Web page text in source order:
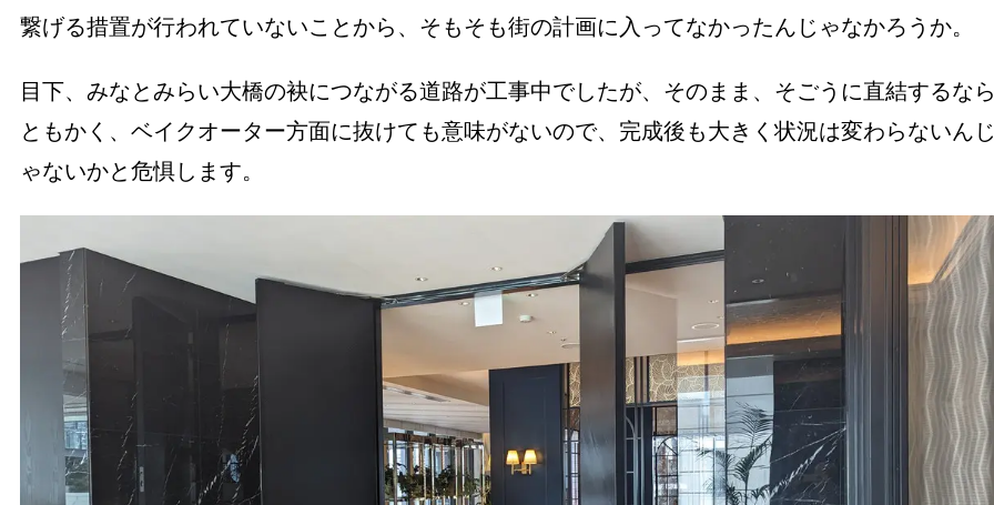
繋げる措置が行われていないことから、そもそも街の計画に入ってなかったんじゃなかろうか。
目下、みなとみらい大橋の袂につながる道路が工事中でしたが、そのまま、そごうに直結するな
ともかく、ベイクオーター方面に抜けても意味がないので、完成後も大きく状況は変わらないん
ゃないかと危惧します。